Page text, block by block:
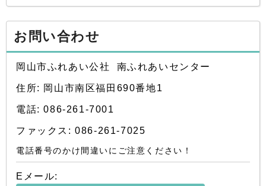
お問い合わせ
岡山市ふれあい公社 南ふれあいセンター
住所: 岡山市南区福田690番地1
電話: 086-261-7001
ファックス: 086-261-7025
電話番号のかけ間違いにご注意ください！
Eメール: